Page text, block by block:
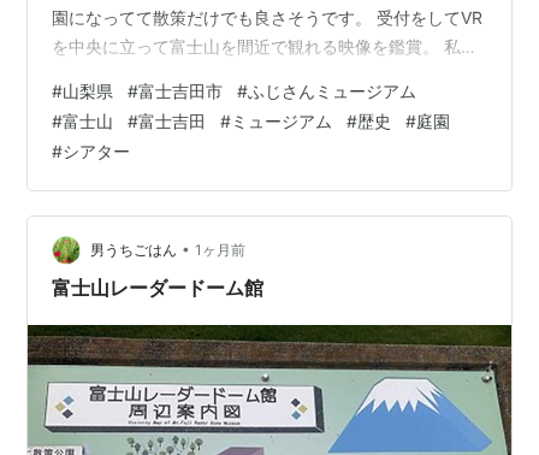
園になってて散策だけでも良さそうです。 受付をしてVR
を中央に立って富士山を間近で観れる映像を鑑賞。 私が
い空気になってました。 記念写真が撮れるコーナーがあ
ります。 展示の入口は富士山の鳥居。 富士山の歴史やど
ういうのか展示してあります。 こちらのモニターはタッ
チパネルになってるので押したやつの歴史が読めます。
富士山に伝わるむかし話もありこちらもタッチパネルで
押すと説明動画…
#山梨県 #富士吉田市 #ふじさんミュージアム
#富士山 #富士吉田 #ミュージアム #歴史 #庭園
#シアター
男うちごはん • 1ヶ月前
富士山レーダードーム館